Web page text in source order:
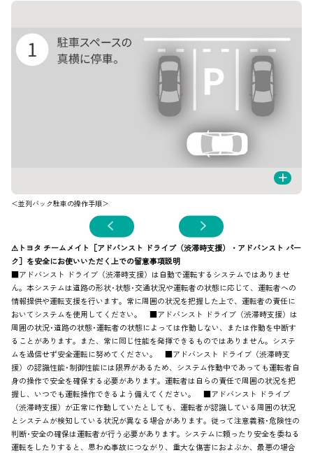
+
＜並列バック駐車の操作手順＞
⚠トヨタ チームメイト［アドバンスト ドライブ（渋滞時支援）・アドバンスト パー
ク］を安全にお使いいただく上での留意事項説明
■アドバンスト ドライブ（渋滞時支援）は自動で運転するシステムではありませ
ん。本システムは道路の形状･状態･交通状況や運転者の状態に応じて、運転者への
情報提供や運転支援を行います。常に周囲の状況を把握した上で、運転者の責任に
おいてシステムを使用してください。 ■アドバンスト ドライブ（渋滞時支援）は
周囲の状況･道路の状態･運転者の状態によっては作動しない、または作動を中断す
ることがあります。また、常に同じ性能を発揮できるものではありません。システ
ムを過信せず安全運転に努めてください。 ■アドバンスト ドライブ（渋滞時支
援）の認識性能･制御性能には限界があるため、システム作動中であっても運転者自
身の操作で安全を確保する必要があります。運転者は自らの責任で周囲の状況を把
握し、いつでも運転操作できるよう備えてください。 ■アドバンスト ドライブ
（渋滞時支援）が正常に作動していたとしても、運転者が認識している周囲の状況
とシステムが検知している状況が異なる場合があります。従って注意義務･危険性の
判断･安全の確保は運転者が行う必要があります。システムに頼ったり安全を委ねる
運転をしたりすると、思わぬ事故につながり、重大な傷害におよぶか、最悪の場合